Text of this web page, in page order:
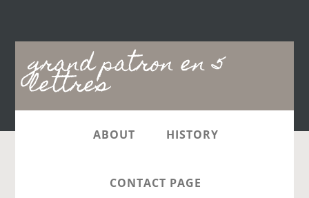
grand patron en 5
lettres
Main
navigation
ABOUT HISTORY
CONTACT PAGE
the perfect way to enjoy patrÓn is responsibly.